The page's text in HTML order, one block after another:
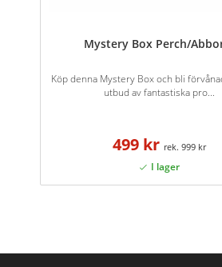
Mystery Box Perch/
Köp denna Mystery Box och bli
utbud av fantastiska pro...
499 kr 999 kr